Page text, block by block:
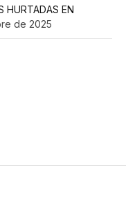
HURTADAS EN
de 2025